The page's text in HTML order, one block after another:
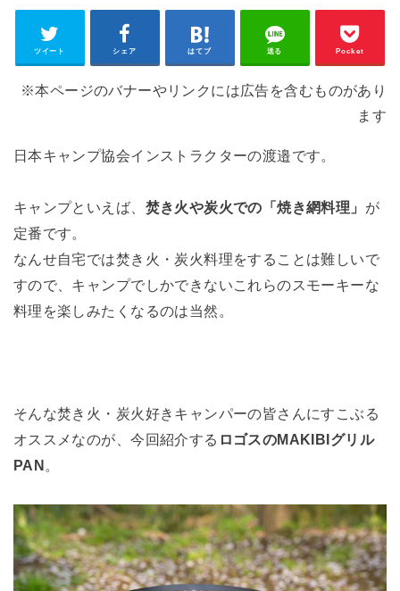
ツイート シェア はてブ 送る Pocket
※本ページのバナーやリンクには広告を含むものがあり
ます
日本キャンプ協会インストラクターの渡邉です。
キャンプといえば、 焚き火や炭火での「焼き網料理」 が
定番です。
なんせ自宅では焚き火・炭火料理をすることは難しいで
すので、キャンプでしかできないこれらのスモーキーな
料理を楽しみたくなるのは当然。
そんな焚き火・炭火好きキャンパーの皆さんにすこぶる
オススメなのが、今回紹介する ロゴスのMAKIBIグリル
PAN。